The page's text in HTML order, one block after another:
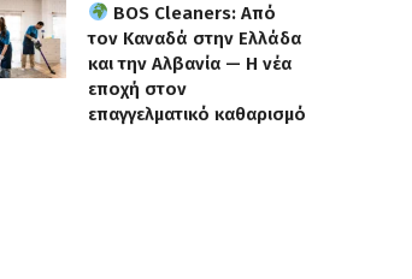
BOS Cleaners: Από
τον Καναδά στην Ελλάδα
και την Αλβανία — Η νέα
εποχή στον
επαγγελματικό καθαρισμό